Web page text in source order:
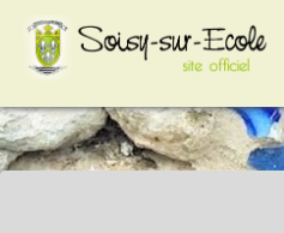
google-site-